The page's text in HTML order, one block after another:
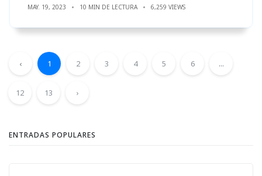
MAY. 19, 2023 10 MIN DE LECTURA 6,259 VIEWS
‹ 1 2 3 4 5 6 ...
12 13 ›
ENTRADAS POPULARES